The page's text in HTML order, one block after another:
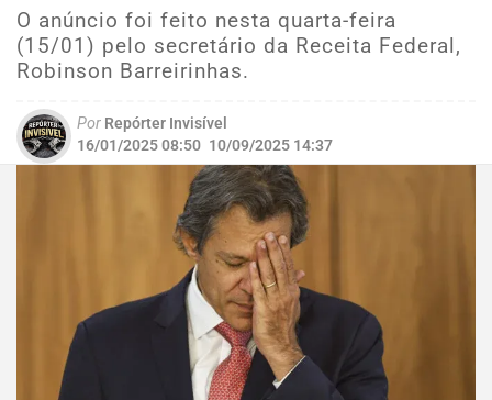
O anúncio foi feito nesta quarta-feira
(15/01) pelo secretário da Receita Federal,
Robinson Barreirinhas.
Por Repórter Invisível
16/01/2025 08:50 10/09/2025 14:37